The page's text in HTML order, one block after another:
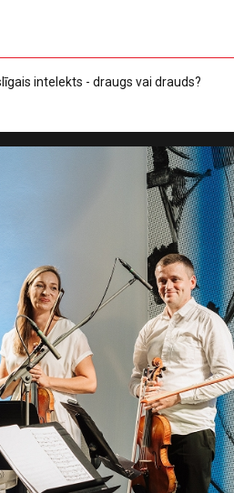
intelekts - draugs vai drauds?